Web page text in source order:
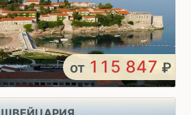
от 115 847 ₽